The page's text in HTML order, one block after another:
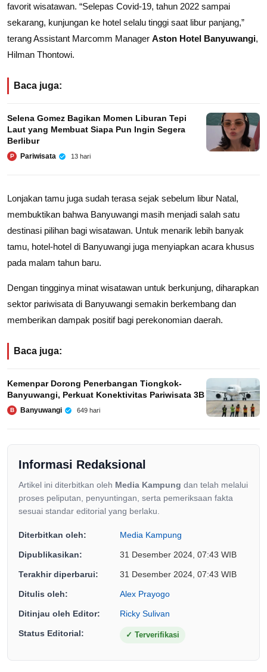
favorit wisatawan. “Selepas Covid-19, tahun 2022 sampai
sekarang, kunjungan ke hotel selalu tinggi saat libur panjang,”
terang Assistant Marcomm Manager Aston Hotel Banyuwangi,
Hilman Thontowi.
Baca juga:
Selena Gomez Bagikan Momen Liburan Tepi
Laut yang Membuat Siapa Pun Ingin Segera
Berlibur
P Pariwisata 13 hari
Lonjakan tamu juga sudah terasa sejak sebelum libur Natal,
membuktikan bahwa Banyuwangi masih menjadi salah satu
destinasi pilihan bagi wisatawan. Untuk menarik lebih banyak
tamu, hotel-hotel di Banyuwangi juga menyiapkan acara khusus
pada malam tahun baru.
Dengan tingginya minat wisatawan untuk berkunjung, diharapkan
sektor pariwisata di Banyuwangi semakin berkembang dan
memberikan dampak positif bagi perekonomian daerah.
Baca juga:
Kemenpar Dorong Penerbangan Tiongkok-
Banyuwangi, Perkuat Konektivitas Pariwisata 3B
B Banyuwangi 649 hari
Informasi Redaksional
Artikel ini diterbitkan oleh Media Kampung dan telah melalui
proses peliputan, penyuntingan, serta pemeriksaan fakta
sesuai standar editorial yang berlaku.
Diterbitkan oleh: Media Kampung
Dipublikasikan: 31 Desember 2024, 07:43 WIB
Terakhir diperbarui: 31 Desember 2024, 07:43 WIB
Ditulis oleh: Alex Prayogo
Ditinjau oleh Editor: Ricky Sulivan
Status Editorial: ✓ Terverifikasi